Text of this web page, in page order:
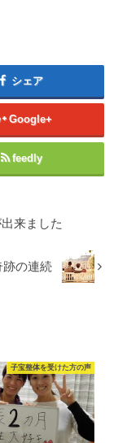
シェア
Google+
feedly
来ました
跡の連続
子宝整体を受けた方の声